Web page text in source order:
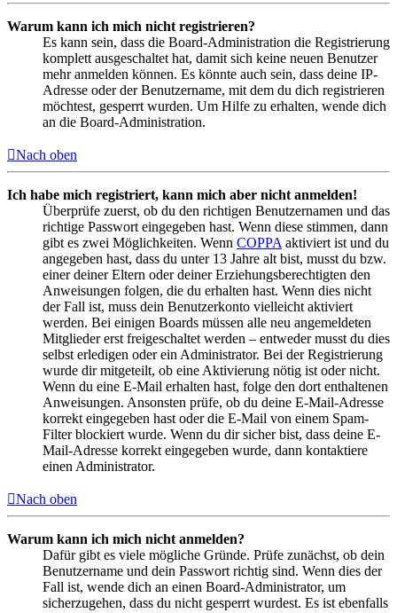
Warum kann ich mich nicht registrieren?
Es kann sein, dass die Board-Administration die Registrierung
komplett ausgeschaltet hat, damit sich keine neuen Benutzer
mehr anmelden können. Es könnte auch sein, dass deine IP-
Adresse oder der Benutzername, mit dem du dich registrieren
möchtest, gesperrt wurden. Um Hilfe zu erhalten, wende dich
an die Board-Administration.
Nach oben
Ich habe mich registriert, kann mich aber nicht anmelden!
Überprüfe zuerst, ob du den richtigen Benutzernamen und das
richtige Passwort eingegeben hast. Wenn diese stimmen, dann
gibt es zwei Möglichkeiten. Wenn COPPA aktiviert ist und du
angegeben hast, dass du unter 13 Jahre alt bist, musst du bzw.
einer deiner Eltern oder deiner Erziehungsberechtigten den
Anweisungen folgen, die du erhalten hast. Wenn dies nicht
der Fall ist, muss dein Benutzerkonto vielleicht aktiviert
werden. Bei einigen Boards müssen alle neu angemeldeten
Mitglieder erst freigeschaltet werden – entweder musst du dies
selbst erledigen oder ein Administrator. Bei der Registrierung
wurde dir mitgeteilt, ob eine Aktivierung nötig ist oder nicht.
Wenn du eine E-Mail erhalten hast, folge den dort enthaltenen
Anweisungen. Ansonsten prüfe, ob du deine E-Mail-Adresse
korrekt eingegeben hast oder die E-Mail von einem Spam-
Filter blockiert wurde. Wenn du dir sicher bist, dass deine E-
Mail-Adresse korrekt eingegeben wurde, dann kontaktiere
einen Administrator.
Nach oben
Warum kann ich mich nicht anmelden?
Dafür gibt es viele mögliche Gründe. Prüfe zunächst, ob dein
Benutzername und dein Passwort richtig sind. Wenn dies der
Fall ist, wende dich an einen Board-Administrator, um
sicherzugehen, dass du nicht gesperrt wurdest. Es ist ebenfalls